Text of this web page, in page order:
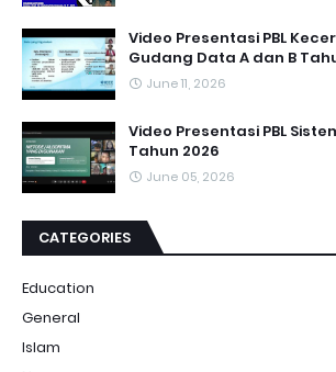
Video Presentasi PBL
Gudang Data A dan B
June 11, 2026
Video Presentasi PBL
Tahun 2026
June 05, 2026
CATEGORIES
Education
General
Islam